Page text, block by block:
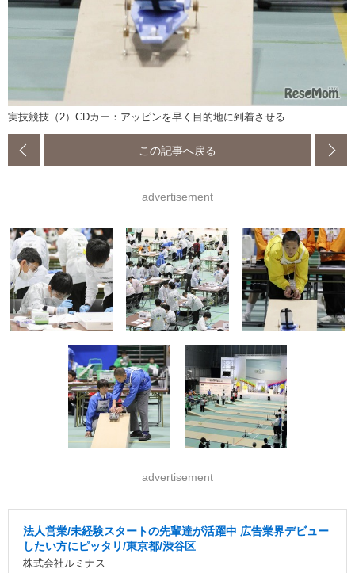
実技競技（2）CDカー：アッピンを早く目的地に到着させる
この記事へ戻る
advertisement
advertisement
法人営業/未経験スタートの先輩達が活躍中 広告業界デビュー
したい方にピッタリ/東京都/渋谷区
株式会社ルミナス